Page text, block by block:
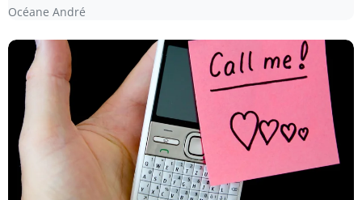
Océane André